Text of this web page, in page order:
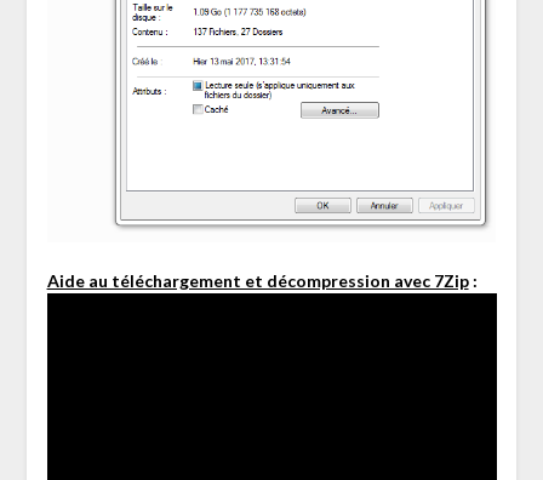
Aide au téléchargement et décompression avec 7Zip: